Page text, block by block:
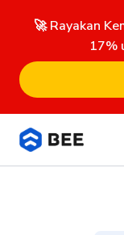
🚀 Rayakan
17%